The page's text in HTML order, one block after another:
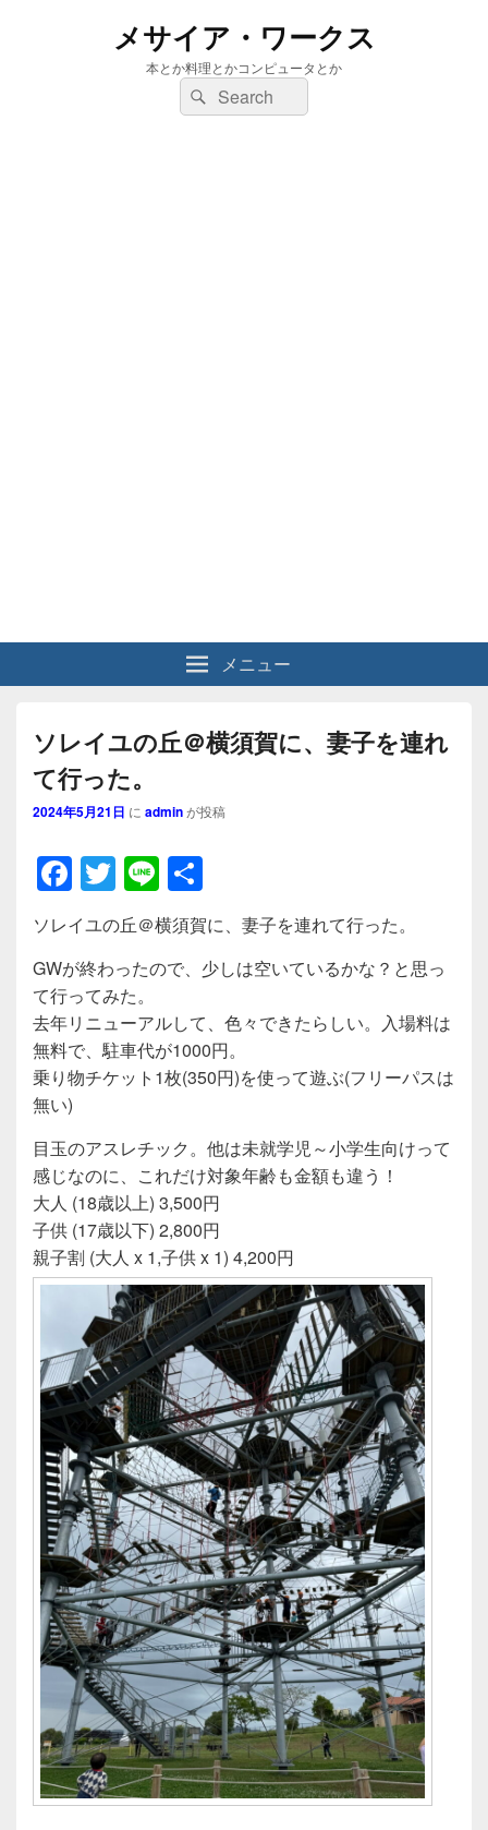
メサイア・ワークス
本とか料理とかコンピュータとか
検
索:
検
索
メニュー
ソレイユの丘＠横須賀に、妻子を連れ
て行った。
2024年5月21日 に adminが投稿
F
a
c
e
b
o
o
T
wi
tt
er
Li
n
e
有
ソレイユの丘＠横須賀に、妻子を連れて行った。
GWが終わったので、少しは空いているかな？と思っ
て行ってみた。
去年リニューアルして、色々できたらしい。入場料は
無料で、駐車代が1000円。
乗り物チケット1枚(350円)を使って遊ぶ(フリーパスは
無い)
目玉のアスレチック。他は未就学児～小学生向けって
感じなのに、これだけ対象年齢も金額も違う！
大人 (18歳以上) 3,500円
子供 (17歳以下) 2,800円
親子割 (大人 x 1,子供 x 1) 4,200円